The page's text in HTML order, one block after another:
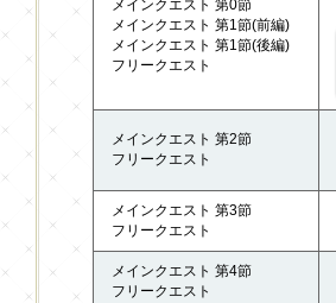
メインクエスト 第0節
メインクエスト 第1節(前編)
メインクエスト 第1節(後編)
フリークエスト
メインクエスト 第2節
フリークエスト
メインクエスト 第3節
フリークエスト
メインクエスト 第4節
フリークエスト